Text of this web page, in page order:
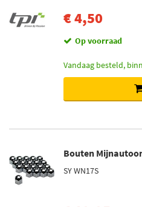
€ 4,50
Op voorraad
Vandaag besteld,
Bouten
SY WN17S